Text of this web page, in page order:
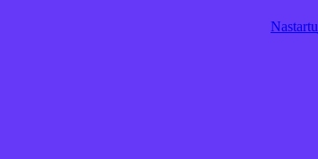
Nastartu